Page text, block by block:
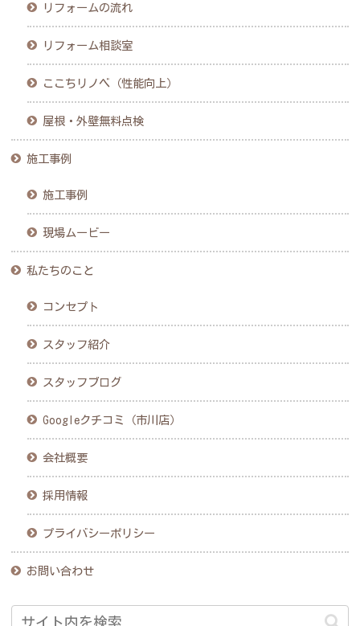
リフォームの流れ
リフォーム相談室
ここちリノベ（性能向上）
屋根・外壁無料点検
施工事例
施工事例
現場ムービー
私たちのこと
コンセプト
スタッフ紹介
スタッフブログ
Googleクチコミ（市川店）
会社概要
採用情報
プライバシーポリシー
お問い合わせ